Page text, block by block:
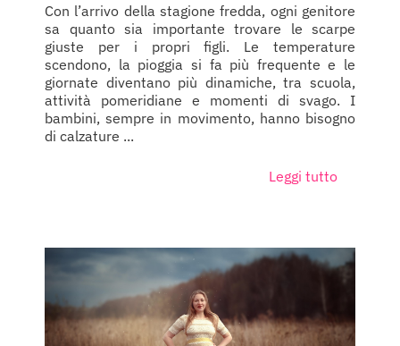
Con l’arrivo della stagione fredda, ogni genitore
sa quanto sia importante trovare le scarpe
giuste per i propri figli. Le temperature
scendono, la pioggia si fa più frequente e le
giornate diventano più dinamiche, tra scuola,
attività pomeridiane e momenti di svago. I
bambini, sempre in movimento, hanno bisogno
di calzature ...
Leggi tutto